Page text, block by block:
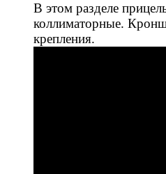
В этом разделе
коллиматорные.
крепления.